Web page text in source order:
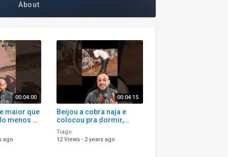
About
00:04:00
maior que
menos na
ago
00:04:15
Beijou a cobra naja e
colocou pra dormir,
feitiçaria na África ou
tanatose?
Tiago
12 Views · 2 years ago